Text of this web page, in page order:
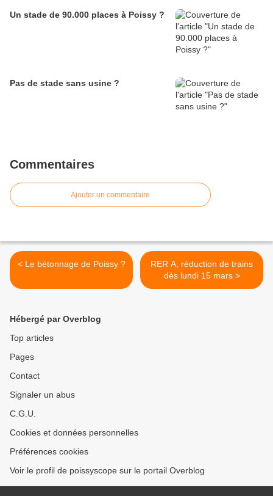
Un stade de 90.000 places à Poissy ?
Pas de stade sans usine ?
Commentaires
Ajouter un commentaire
< Le bétonnage de Poissy ?
RER A, réduction de trains
dès lundi 15 mars >
Hébergé par Overblog
Top articles
Pages
Contact
Signaler un abus
C.G.U.
Cookies et données personnelles
Préférences cookies
Voir le profil de poissyscope sur le portail Overblog